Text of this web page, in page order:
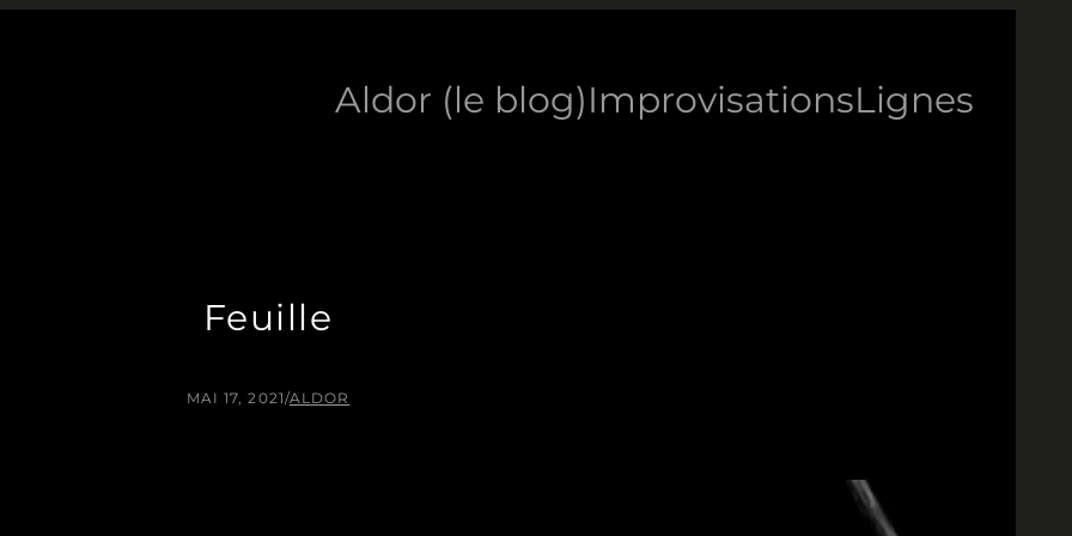
Aldor (le blog)ImprovisationsLignes
Feuille
MAI 17, 2021/ALDOR